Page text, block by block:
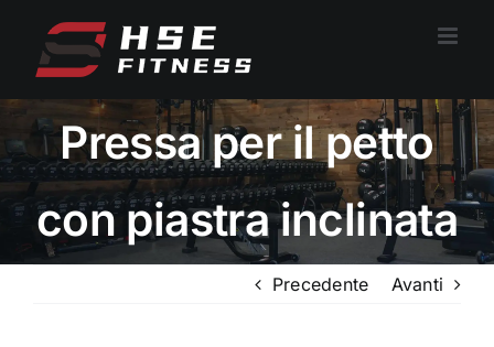
contenuto
Pressa per il petto
con piastra inclinata
Precedente Avanti